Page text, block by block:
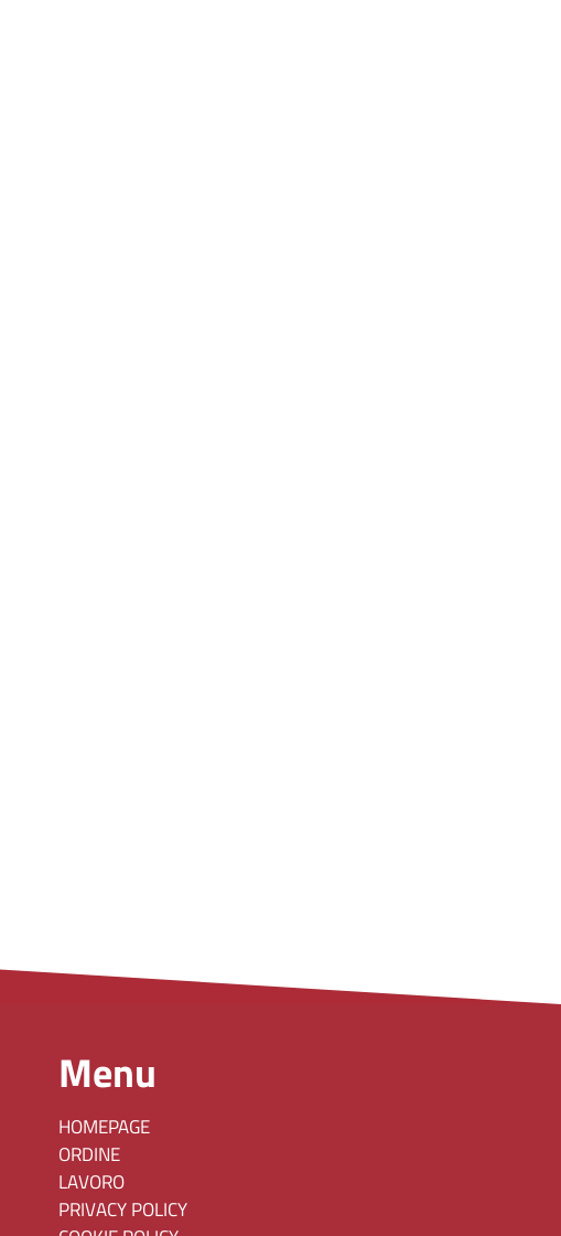
Menu
HOMEPAGE
ORDINE
LAVORO
PRIVACY POLICY